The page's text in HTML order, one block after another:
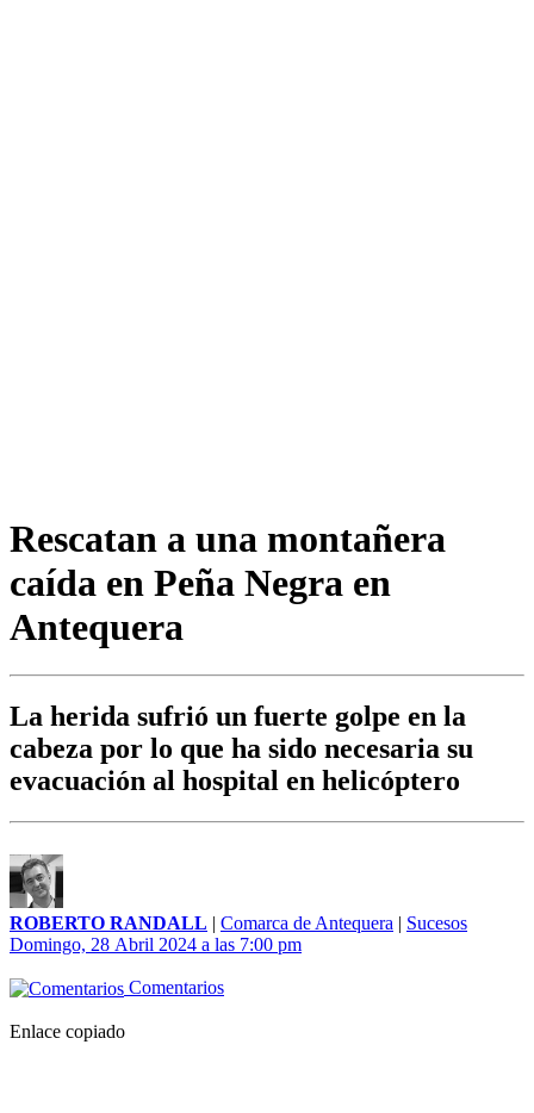
Rescatan a una montañera
caída en Peña Negra en
Antequera
La herida sufrió un fuerte golpe en la
cabeza por lo que ha sido necesaria su
evacuación al hospital en helicóptero
ROBERTO RANDALL | Comarca de Antequera | Sucesos
Domingo, 28 Abril 2024 a las 7:00 pm
Comentarios
Enlace copiado